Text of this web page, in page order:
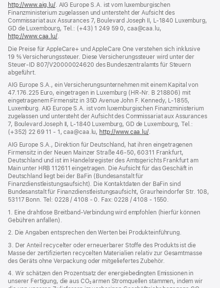
http://www.aig.lu/(Öffnet
ein
neues
Fenster)
. AIG Europe S.A. ist vom luxemburgischen
Finanzministerium zugelassen und untersteht der Aufsicht des
Commissariat aux Assurances 7, Boulevard Joseph II, L‑1840 Luxemburg,
GD de Luxembourg, Tel.: (+43) 1 249 59 0, caa@caa.lu,
http://www.caa.lu/(Öffnet
neues
Fenster)
.
Die Preise für AppleCare+ und AppleCare One verstehen sich inklusive
19 % Versicherungssteuer. Diese Versicherungssteuer wird unter der
Steuer‑ID 807/V20000024620 des Bundeszentralamts für Steuern
abgeführt.
AIG Europe S.A., ein Versicherungsunternehmen mit einem Kapital von
47.176.225 Euro, eingetragen in Luxemburg (HR-Nr. B 218806) mit
eingetragenem Firmensitz in 35D Avenue John F. Kennedy, L-1855,
Luxemburg. AIG Europe S.A. ist vom luxemburgischen Finanzministerium
zugelassen und untersteht der Aufsicht des Commissariat aux Assurances
7, Boulevard Joseph II, L‑1840 Luxemburg, GD de Luxembourg, Tel.:
(+352) 22 69 11 - 1, caa@caa.lu, http://www.caa.lu/(Öffnet
neues
Fenster)
.
AIG Europe S.A., Direktion für Deutschland, hat ihren eingetragenen
Firmensitz in der Neuen Mainzer Straße 46‑50, 60311 Frankfurt,
Deutschland und ist im Handelsregister des Amtsgerichts Frankfurt am
Main unter HRB 112611 eingetragen. Die Aufsicht für das Geschäft in
Deutschland liegt bei der BaFin (Bundesanstalt für
Finanzdienstleistungsaufsicht). Die Kontaktdaten der BaFin sind
Bundesanstalt für Finanzdienstleistungsaufsicht, Graurheindorfer Str. 108,
53117 Bonn. Tel: 0228 / 4108 - 0. Fax: 0228 / 4108 - 1550.
1. Eine drahtlose Breitband-Verbindung wird empfohlen (hierfür können
Gebühren anfallen).
2. Die Angaben entsprechen den Werten bei Produkteinführung.
3. Der Anteil recycelter oder erneuerbarer Stoffe des Produkts ist die
Masse der zertifizierten recycelten Materialien relativ zur Gesamtmasse
des Geräts ohne Verpackung oder mitgeliefertes Zubehör.
4. Wir schätzen den Prozentsatz der energiebedingten Emissionen in
unserer Fertigung, die aus CO₂ armen Stromquellen stammen, indem wir